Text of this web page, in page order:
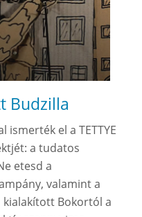
Budzilla
el a TETTYE
a tudatos
etesd a
valamint a
kialakított Bokortól a